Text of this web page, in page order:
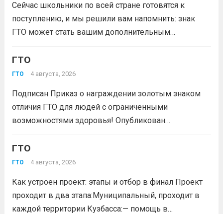
Кузбасса.Состав команды 6 человек, 3 участника
из...Читать дальше
Сейчас школьники по всей стране готовятся к
поступлению, и мы решили вам напомнить: знак
ГТО может стать вашим дополнительным
Многие университеты начисляют абитуриентам
баллы за индивидуальные достижения — и знак
ГТО
ГТО 4 августа, 2026
Подписан Приказ о награждении золотым знаком
отличия ГТО для людей с ограниченными
возможностями здоровья! Опубликован
Российской Федерации № 229 НГ от 22 июля 2026
года. Документ утверждает список граждан,
Всероссийского физкультурно-спортивного
комплекса...Читать дальше
ГТО
ГТО 4 августа, 2026
Как устроен проект: этапы и отбор в финал Проект
проходит в два этапа:Муниципальный, проходит в
каждой территории Кузбасса:— помощь в